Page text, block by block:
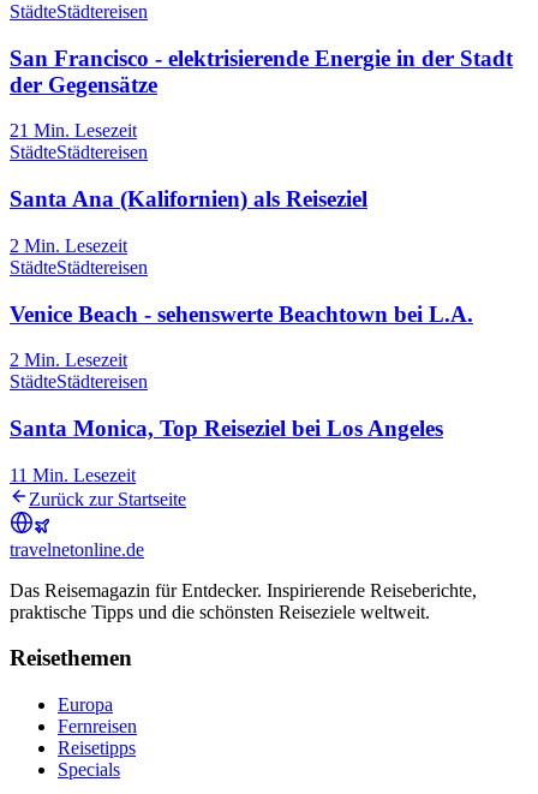
StädteStädtereisen
San Francisco - elektrisierende Energie in der Stadt
der Gegensätze
21 Min. Lesezeit
StädteStädtereisen
Santa Ana (Kalifornien) als Reiseziel
2 Min. Lesezeit
StädteStädtereisen
Venice Beach - sehenswerte Beachtown bei L.A.
2 Min. Lesezeit
StädteStädtereisen
Santa Monica, Top Reiseziel bei Los Angeles
11 Min. Lesezeit
Zurück zur Startseite
travelnetonline.de
Das Reisemagazin für Entdecker. Inspirierende Reiseberichte,
praktische Tipps und die schönsten Reiseziele weltweit.
Reisethemen
Europa
Fernreisen
Reisetipps
Specials